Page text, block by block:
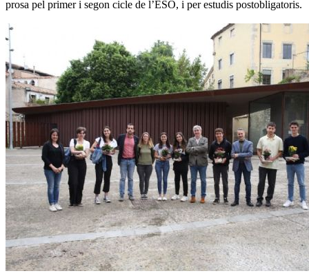
prosa pel primer i segon cicle de l’ESO, i per estudis postobligatoris.